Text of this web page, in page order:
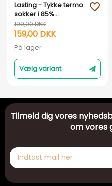
Lasting - Tykke termo
sokker i 85%
merinould
199,00 DKK
159,00 DKK
På lager
Vælg variant
favorite_outline
Tilmeld dig vores
om vores